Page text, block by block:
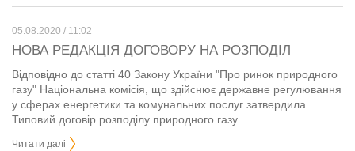
05.08.2020 / 11:02
НОВА РЕДАКЦІЯ ДОГОВОРУ НА РОЗПОДІЛ
Відповідно до статті 40 Закону України "Про ринок природного
газу" Національна комісія, що здійснює державне регулювання
у сферах енергетики та комунальних послуг затвердила
Типовий договір розподілу природного газу.
Читати далі